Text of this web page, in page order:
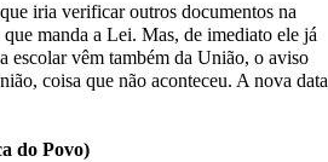
iria verificar outros documentos na
manda a Lei. Mas, de imediato ele já
escolar vêm também da União, o aviso
coisa que não aconteceu. A nova data
do Povo)